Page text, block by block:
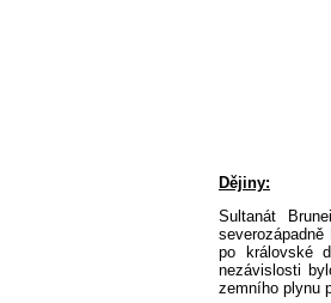
Dějiny:
Sultanát
po královské
nezávislosti
zemního plynu